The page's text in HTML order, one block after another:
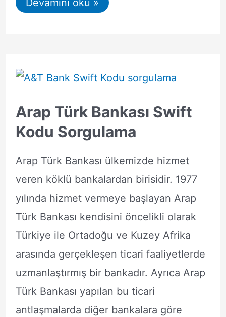
Türk
Çalışma
Arap Türk Bankası Swift
Kodu Sorgulama
Arap Türk Bankası ülkemizde hizmet
veren köklü bankalardan birisidir. 1977
yılında hizmet vermeye başlayan Arap
Türk Bankası kendisini öncelikli olarak
Türkiye ile Ortadoğu ve Kuzey Afrika
arasında gerçekleşen ticari faaliyetlerde
uzmanlaştırmış bir bankadır. Ayrıca Arap
Türk Bankası yapılan bu ticari
antlaşmalarda diğer bankalara göre